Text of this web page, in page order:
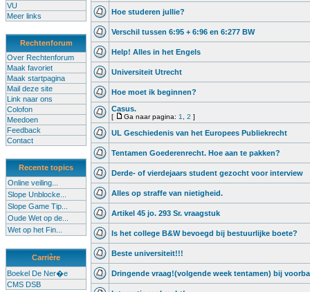
VU
Meer links
Rechtenforum
Over Rechtenforum
Maak favoriet
Maak startpagina
Mail deze site
Link naar ons
Colofon
Meedoen
Feedback
Contact
Recente topics
Online veiling...
Slope Unblocke...
Slope Game Tip...
Oude Wet op de...
Wet op het Fin...
Carrière
Boekel De Ner�e
CMS DSB
Hoe studeren jullie?
Verschil tussen 6:95 + 6:96 en 6:277 BW
Help! Alles in het Engels
Universiteit Utrecht
Hoe moet ik beginnen?
Casus.
[ Ga naar pagina: 1 2 ]
UL Geschiedenis van het Europees Publiekrecht
Tentamen Goederenrecht. Hoe aan te pakken?
Derde- of vierdejaars student gezocht voor interview
Alles op straffe van nietigheid.
Artikel 45 jo. 293 Sr. vraagstuk
Is het college B&W bevoegd bij bestuurlijke boete?
Beste universiteit!!!
Dringende vraag!(volgende week tentamen) bij